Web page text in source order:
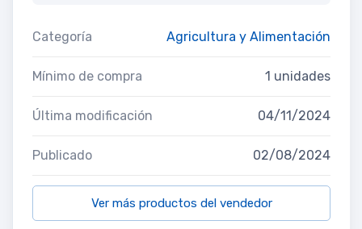
Categoría Agricultura y Alimentación
Mínimo de compra 1 unidades
Última modificación 04/11/2024
Publicado 02/08/2024
Ver más productos del vendedor